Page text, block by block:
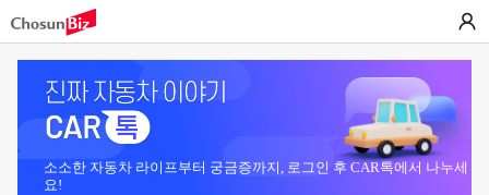
소소한 자동차 라이프부터 궁금증까지, 로그인 후 CAR톡에서 나누세
요!